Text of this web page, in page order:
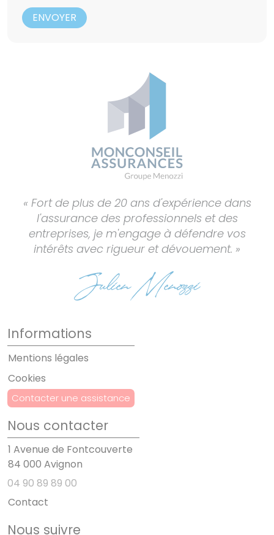
ENVOYER
« Fort de plus de 20 ans d'expérience dans
l'assurance des professionnels et des
entreprises, je m'engage à défendre vos
intérêts avec rigueur et dévouement. »
Informations
Mentions légales
Cookies
Contacter une assistance
Nous contacter
1 Avenue de Fontcouverte
84 000 Avignon
04 90 89 89 00
Contact
Nous suivre